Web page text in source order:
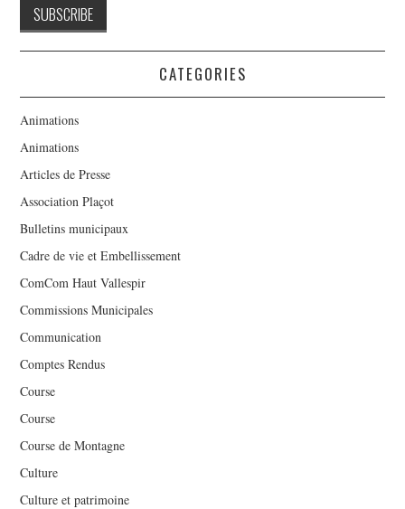
CATEGORIES
Animations
Animations
Articles de Presse
Association Plaçot
Bulletins municipaux
Cadre de vie et Embellissement
ComCom Haut Vallespir
Commissions Municipales
Communication
Comptes Rendus
Course
Course
Course de Montagne
Culture
Culture et patrimoine